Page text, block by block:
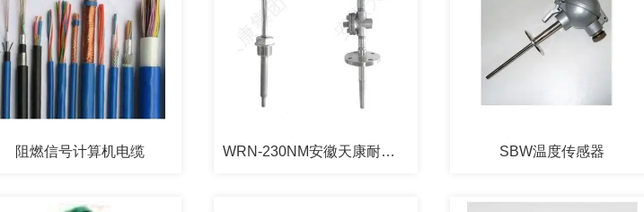
阻燃信号计算机电缆 WRN-230NM安徽天康耐磨热电偶 SBW温度传感器